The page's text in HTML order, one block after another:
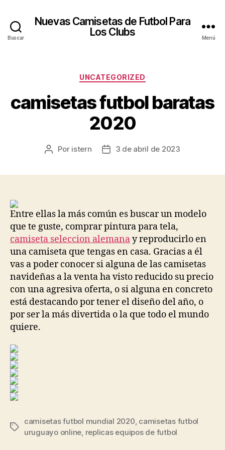
Buscar
Nuevas Camisetas de Futbol Para
Los Clubs
Menú
Categorías
UNCATEGORIZED
camisetas futbol baratas
2020
Autor
Por istern
Fecha3 de abril de 2023
Entre ellas la más común es buscar un modelo
que te guste, comprar pintura para tela,
camiseta seleccion alemanay reproducirlo en
una camiseta que tengas en casa. Gracias a él
vas a poder conocer si alguna de las camisetas
navideñas a la venta ha visto reducido su precio
con una agresiva oferta, o si alguna en concreto
está destacando por tener el diseño del año, o
por ser la más divertida o la que todo el mundo
quiere.
Etiquetas
camisetas futbol mundial 2020, camisetas futbol
uruguayo online, replicas equipos de futbol